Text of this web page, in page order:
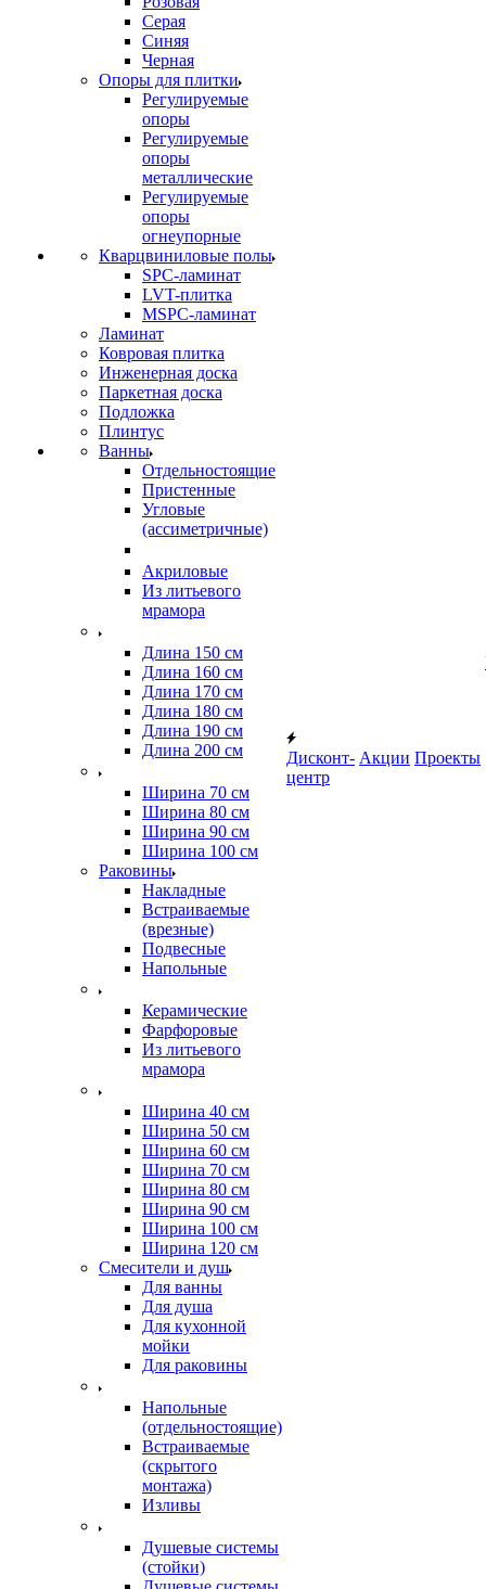
Серая
Синяя
Черная
Опоры для плитки
Регулируемые
опоры
Регулируемые
опоры
металлические
Регулируемые
опоры
огнеупорные
Кварцвиниловые полы
SPC-ламинат
LVT-плитка
MSPC-ламинат
Ламинат
Ковровая плитка
Инженерная доска
Паркетная доска
Подложка
Плинтус
Ванны
Отдельностоящие
Пристенные
Угловые
(ассиметричные)
Акриловые
Из литьевого
мрамора
Длина 150 см
Длина 160 см
Длина 170 см
Длина 180 см
Длина 190 см
Длина 200 см
Ширина 70 см
Ширина 80 см
Ширина 90 см
Ширина 100 см
Раковины
Накладные
Встраиваемые
(врезные)
Подвесные
Напольные
Керамические
Фарфоровые
Из литьевого
мрамора
Ширина 40 см
Ширина 50 см
Ширина 60 см
Ширина 70 см
Ширина 80 см
Ширина 90 см
Ширина 100 см
Ширина 120 см
Смесители и душ
Для ванны
Для душа
Для кухонной
мойки
Для раковины
Напольные
(отдельностоящие)
Встраиваемые
(скрытого
монтажа)
Изливы
Душевые системы
(стойки)
Дисконт-
центр
Акции Проекты